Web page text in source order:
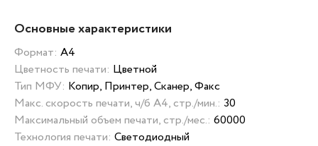
Основные характеристики
Формат: А4
Цветность печати: Цветной
Тип МФУ: Копир, Принтер, Сканер, Факс
Макс. скорость печати, ч/б А4, стр./мин.: 30
Максимальный объем печати, стр./мес.: 60000
Технология печати: Светодиодный